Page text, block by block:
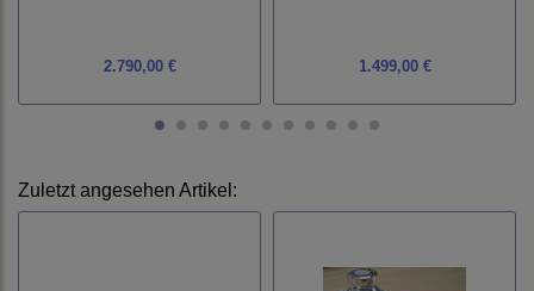
2.790,00 € 1.499,00 €
Zuletzt angesehen Artikel: